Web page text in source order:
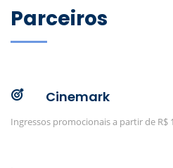
Parceiros
Cinemark
Ingressos promocionais a partir de R$